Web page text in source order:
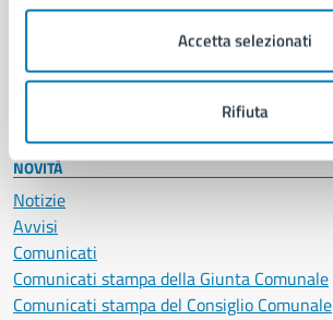
Accetta selezionati
Rifiuta
Imprese e commercio
Salute, benessere e assistenza
Servizi Cimiteriali
Vita lavorativa
NOVITÀ
Notizie
Avvisi
Comunicati
Comunicati stampa della Giunta Comunale
Comunicati stampa del Consiglio Comunale